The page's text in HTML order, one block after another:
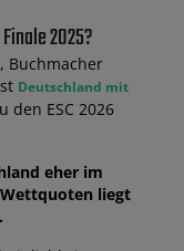
2025?
Buchmacher
Deutschland mit
den ESC 2026
eher im
liegt